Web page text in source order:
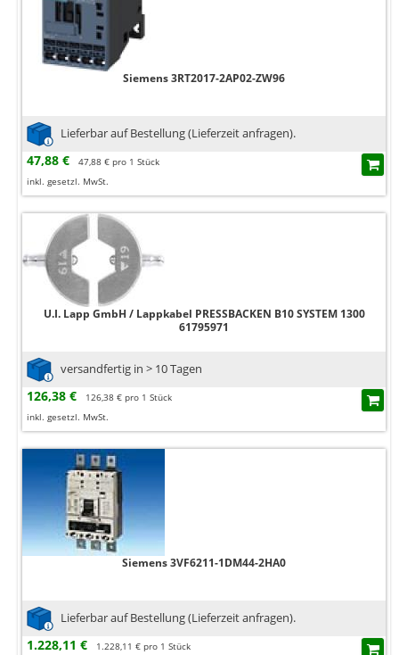
Siemens 3RT2017-2AP02-ZW96
Lieferbar auf Bestellung (Lieferzeit anfragen).
47,88 €
47,88 € pro 1 Stück
inkl. gesetzl. MwSt.
U.I. Lapp GmbH / Lappkabel PRESSBACKEN B10 SYSTEM 1300
61795971
versandfertig in > 10 Tagen
126,38 €
126,38 € pro 1 Stück
inkl. gesetzl. MwSt.
Siemens 3VF6211-1DM44-2HA0
Lieferbar auf Bestellung (Lieferzeit anfragen).
1.228,11 €
1.228,11 € pro 1 Stück